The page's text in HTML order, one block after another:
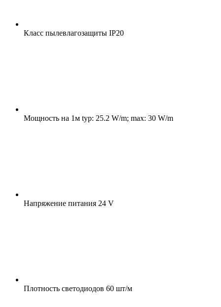
Класс пылевлагозащиты IP20
Мощность на 1м typ: 25.2 W/m; max: 30 W/m
Напряжение питания 24 V
Плотность светодиодов 60 шт/м